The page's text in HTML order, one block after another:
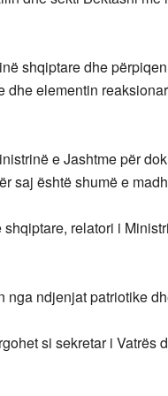
shqiptare dhe
elementin
e Jashtme për
saj është shumë e
relatori i
ndjenjat patriotike
si sekretar i Vatrës